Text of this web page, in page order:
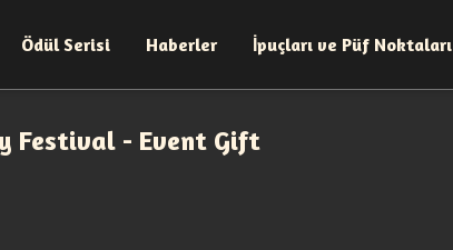
Ödül Serisi Haberler İpuçları ve Püf Noktaları
Festival - Event Gift